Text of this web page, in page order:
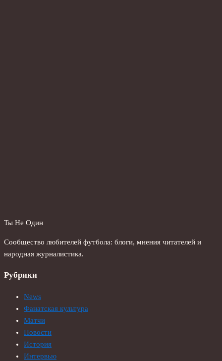
Ты Не Один
Сообщество любителей футбола: блоги, мнения читателей и
народная журналистика.
Рубрики
News
Фанатская культура
Матчи
Новости
История
Интервью